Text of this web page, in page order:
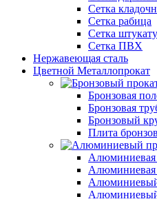
Сетка
Сетка рабица
Сетка
Сетка ПВХ
Нержавеющая сталь
Цветной Металлопрокат
Бронзовая
Бронзовая
Бронзовый
Плита
Алюминиевая
Алюминиевая